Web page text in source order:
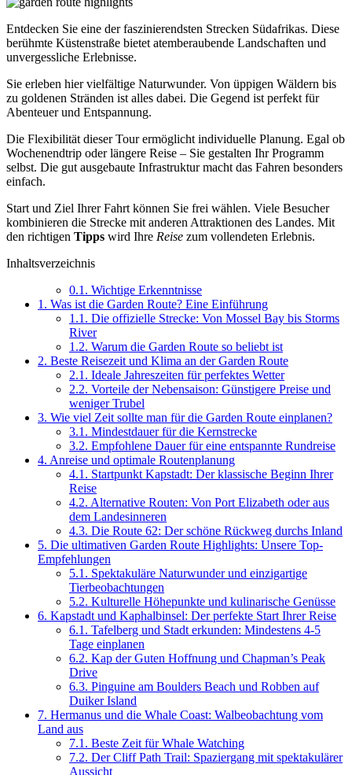
Entdecken Sie eine der faszinierendsten Strecken Südafrikas. Diese
berühmte Küstenstraße bietet atemberaubende Landschaften und
unvergessliche Erlebnisse.
Sie erleben hier vielfältige Naturwunder. Von üppigen Wäldern bis
zu goldenen Stränden ist alles dabei. Die Gegend ist perfekt für
Abenteuer und Entspannung.
Die Flexibilität dieser Tour ermöglicht individuelle Planung. Egal ob
Wochenendtrip oder längere Reise – Sie gestalten Ihr Programm
selbst. Die gut ausgebaute Infrastruktur macht das Fahren besonders
einfach.
Start und Ziel Ihrer Fahrt können Sie frei wählen. Viele Besucher
kombinieren die Strecke mit anderen Attraktionen des Landes. Mit
den richtigen Tipps wird Ihre Reise zum vollendeten Erlebnis.
Inhaltsverzeichnis
0.1. Wichtige Erkenntnisse
1. Was ist die Garden Route? Eine Einführung
1.1. Die offizielle Strecke: Von Mossel Bay bis Storms
River
1.2. Warum die Garden Route so beliebt ist
2. Beste Reisezeit und Klima an der Garden Route
2.1. Ideale Jahreszeiten für perfektes Wetter
2.2. Vorteile der Nebensaison: Günstigere Preise und
weniger Trubel
3. Wie viel Zeit sollte man für die Garden Route einplanen?
3.1. Mindestdauer für die Kernstrecke
3.2. Empfohlene Dauer für eine entspannte Rundreise
4. Anreise und optimale Routenplanung
4.1. Startpunkt Kapstadt: Der klassische Beginn Ihrer
Reise
4.2. Alternative Routen: Von Port Elizabeth oder aus
dem Landesinneren
4.3. Die Route 62: Der schöne Rückweg durchs Inland
5. Die ultimativen Garden Route Highlights: Unsere Top-
Empfehlungen
5.1. Spektakuläre Naturwunder und einzigartige
Tierbeobachtungen
5.2. Kulturelle Höhepunkte und kulinarische Genüsse
6. Kapstadt und Kaphalbinsel: Der perfekte Start Ihrer Reise
6.1. Tafelberg und Stadt erkunden: Mindestens 4-5
Tage einplanen
6.2. Kap der Guten Hoffnung und Chapman’s Peak
Drive
6.3. Pinguine am Boulders Beach und Robben auf
Duiker Island
7. Hermanus und die Whale Coast: Walbeobachtung vom
Land aus
7.1. Beste Zeit für Whale Watching
7.2. Der Cliff Path Trail: Spaziergang mit spektakulärer
Aussicht